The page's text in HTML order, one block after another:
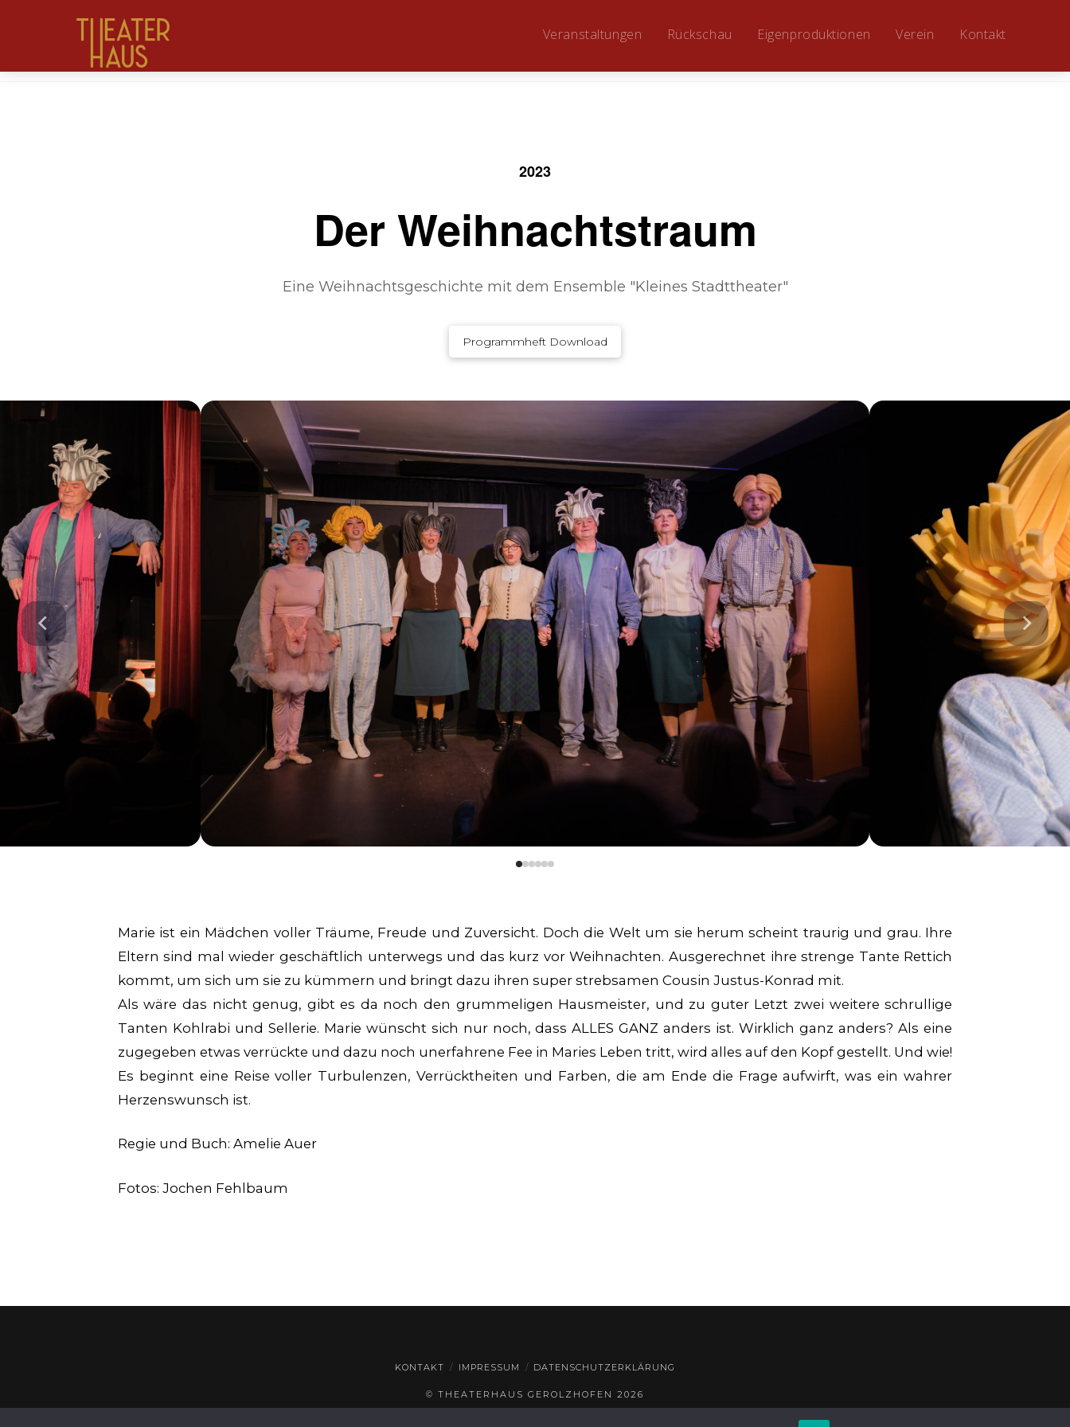
Veranstaltungen Rückschau Eigenproduktionen Verein Kontakt
2023
Der Weihnachtstraum
Eine Weihnachtsgeschichte mit dem Ensemble "Kleines Stadttheater"
Programmheft Download
012345
Marie ist ein Mädchen voller Träume, Freude und Zuversicht. Doch die Welt um sie herum scheint traurig und grau. Ihre
Eltern sind mal wieder geschäftlich unterwegs und das kurz vor Weihnachten. Ausgerechnet ihre strenge Tante Rettich
kommt, um sich um sie zu kümmern und bringt dazu ihren super strebsamen Cousin Justus-Konrad mit.
Als wäre das nicht genug, gibt es da noch den grummeligen Hausmeister, und zu guter Letzt zwei weitere schrullige
Tanten Kohlrabi und Sellerie. Marie wünscht sich nur noch, dass ALLES GANZ anders ist. Wirklich ganz anders? Als eine
zugegeben etwas verrückte und dazu noch unerfahrene Fee in Maries Leben tritt, wird alles auf den Kopf gestellt. Und wie!
Es beginnt eine Reise voller Turbulenzen, Verrücktheiten und Farben, die am Ende die Frage aufwirft, was ein wahrer
Herzenswunsch ist.
Regie und Buch: Amelie Auer
Fotos: Jochen Fehlbaum
KONTAKT IMPRESSUM DATENSCHUTZERKLÄRUNG
© THEATERHAUS GEROLZHOFEN 2026